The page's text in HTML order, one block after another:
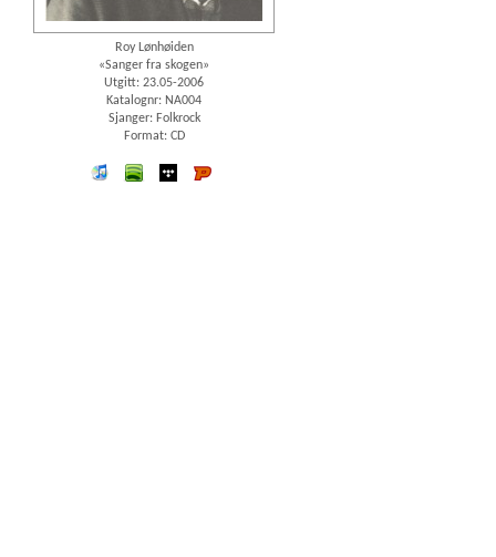
Roy Lønhøiden
«Sanger fra skogen»
Utgitt: 23.05-2006
Katalognr: NA004
Sjanger: Folkrock
Format: CD
iTunes spotify wimp